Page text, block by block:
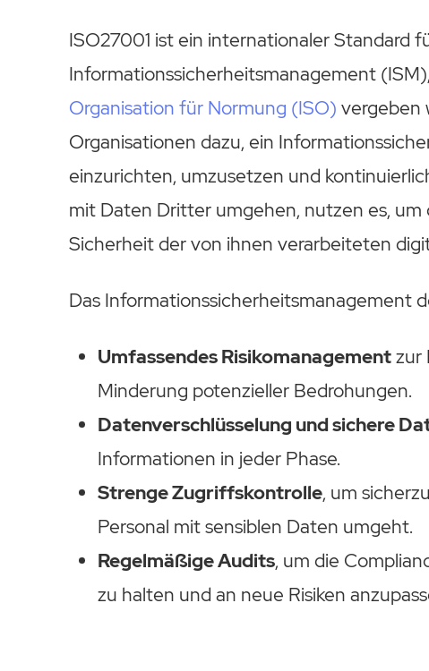
ISO27001 ist ein internationaler Standard
Informationssicherheitsmanagement
Organisation für Normung (ISO) vergeben
Organisationen dazu, ein
einzurichten, umzusetzen und
mit Daten Dritter umgehen, nutzen es,
Sicherheit der von ihnen verarbeiteten
Das Informationssicherheitsmanagement
Umfassendes Risikomanagementzur
Minderung potenzieller Bedrohungen.
Datenverschlüsselung und sichere
Informationen in jeder Phase.
Strenge Zugriffskontrolle, um
Personal mit sensiblen Daten umgeht.
Regelmäßige Audits, um die
zu halten und an neue Risiken